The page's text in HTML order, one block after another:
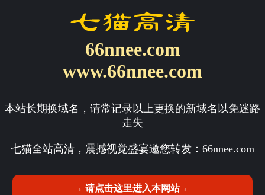
66nnee.com
www.66nnee.com
本站长期换域名，请常记录以上更换的新域名以免迷路
走失
七猫全站高清，震撼视觉盛宴邀您转发： 66nnee.com
→ 请点击这里进入本网站 ←